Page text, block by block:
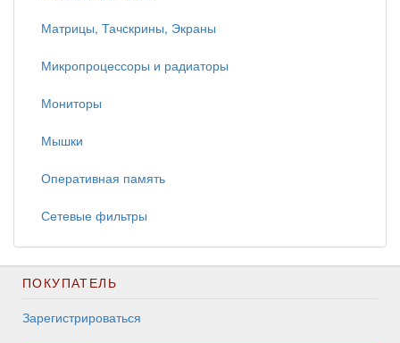
Матрицы, Тачскрины, Экраны
Микропроцессоры и радиаторы
Мониторы
Мышки
Оперативная память
Сетевые фильтры
ПОКУПАТЕЛЬ
Зарегистрироваться